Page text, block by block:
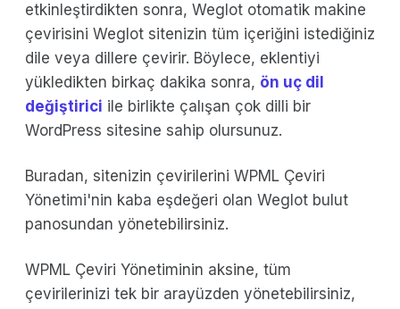
etkinleştirdikten sonra, Weglot otomatik makine
çevirisini Weglot sitenizin tüm içeriğini istediğiniz
dile veya dillere çevirir. Böylece, eklentiyi
yükledikten birkaç dakika sonra, ön uç dil
değiştirici ile birlikte çalışan çok dilli bir
WordPress sitesine sahip olursunuz.
Buradan, sitenizin çevirilerini WPML Çeviri
Yönetimi'nin kaba eşdeğeri olan Weglot bulut
panosundan yönetebilirsiniz.
WPML Çeviri Yönetiminin aksine, tüm
çevirilerinizi tek bir arayüzden yönetebilirsiniz,